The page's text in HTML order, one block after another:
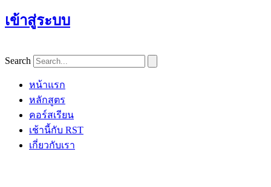
เข้าสู่ระบบ
Search
หน้าแรก
หลักสูตร
คอร์สเรียน
เช้านี้กับ RST
เกี่ยวกับเรา